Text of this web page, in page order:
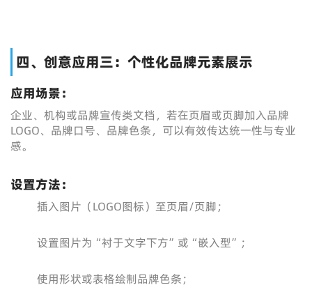
四、创意应用三：个性化品牌元素展示
应用场景：
企业、机构或品牌宣传类文档，若在页眉或页脚加入品牌
LOGO、品牌口号、品牌色条，可以有效传达统一性与专业
感。
设置方法：
插入图片（LOGO图标）至页眉/页脚；
设置图片为“衬于文字下方”或“嵌入型”；
使用形状或表格绘制品牌色条；